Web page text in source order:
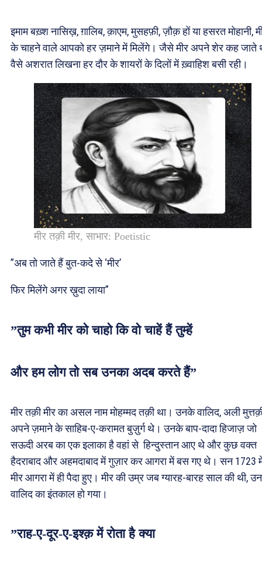
इमाम बख़्श नासिख़, ग़ालिब, क़ाएम, मुसहफ़ी, ज़ौक़ हों या हसरत मोहानी,
के चाहने वाले आपको हर ज़माने में मिलेंगे। जैसे मीर अपने शेर कह जाते
वैसे अशरात लिखना हर दौर के शायरों के दिलों में ख़्वाहिश बसी रही।
मीर तक़ी मीर, साभार: Poetistic
”अब तो जाते हैं बुत-कदे से ‘मीर’
फिर मिलेंगे अगर ख़ुदा लाया”
”तुम कभी मीर को चाहो कि वो चाहें हैं तुम्हें
और हम लोग तो सब उनका अदब करते हैं”
मीर तक़ी मीर का असल नाम मोहम्मद तक़ी था। उनके वालिद, अली
अपने ज़माने के साहिब-ए-करामत बुज़ुर्ग थे। उनके बाप-दादा हिजाज़ जो
सऊदी अरब का एक इलाका है वहां से हिन्दुस्तान आए थे और कुछ वक्त
हैदराबाद और अहमदाबाद में गुज़ार कर आगरा में बस गए थे। सन 1723
मीर आगरा में ही पैदा हुए। मीर की उम्र जब ग्यारह-बारह साल की थी,
वालिद का इंतकाल हो गया।
”राह-ए-दूर-ए-इश्क़ में रोता है क्या